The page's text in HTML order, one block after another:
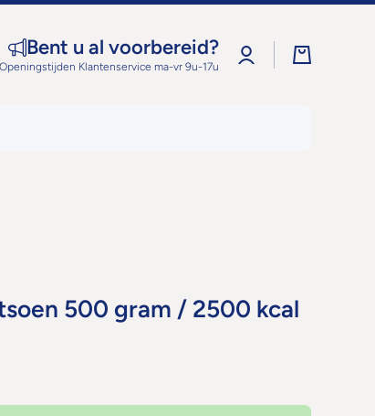
Bent u al voorbereid?
Openingstijden Klantenservice ma-vr 9u-17u
Log
in
500 gram / 2500 kcal